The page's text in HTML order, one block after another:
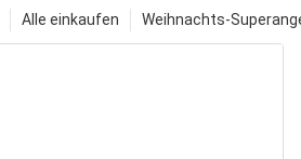
Weihnachts-
Alle einkaufen